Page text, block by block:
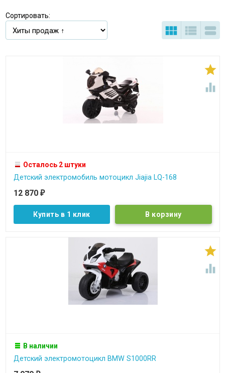
Сортировать:
  


Осталось 2 штуки
Детский электромобиль мотоцикл Jiajia LQ-168
12 870 ₽
Купить в 1 клик


В наличии
Детский электромотоцикл BMW S1000RR